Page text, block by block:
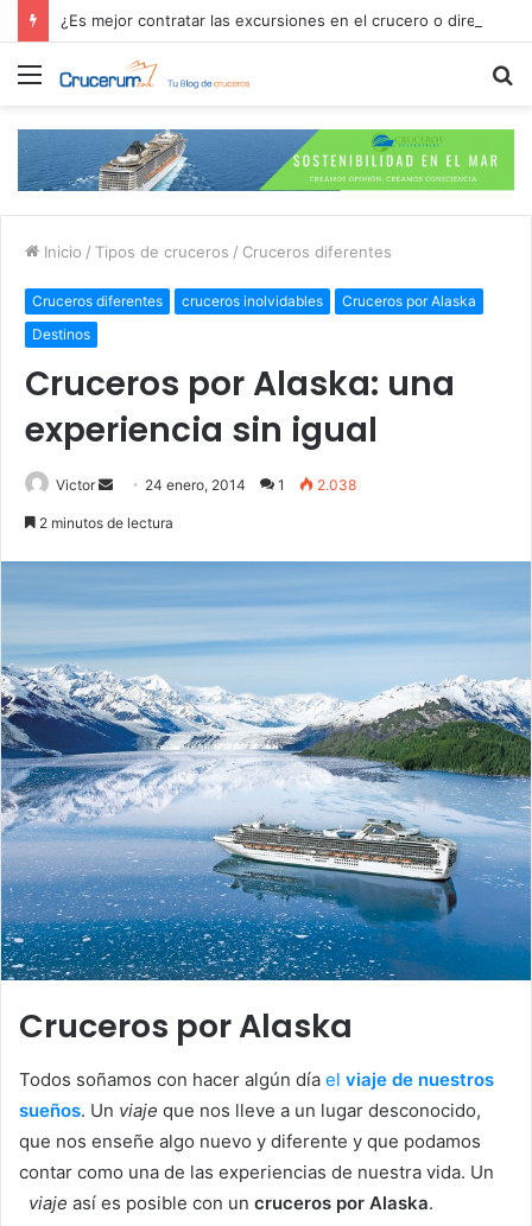
Menú
Inicio / Tipos de cruceros / Cruceros diferentes
Cruceros diferentes cruceros inolvidables
Cruceros por Alaska
Destinos
Cruceros por Alaska: una
experiencia sin igual
Victor
Send 24 enero, 2014 1 2.038
2 minutos de lectura
Cruceros por Alaska
Todos soñamos con hacer algún día el viaje de nuestros
sueños. Un viaje que nos lleve a un lugar desconocido,
que nos enseñe algo nuevo y diferente y que podamos
contar como una de las experiencias de nuestra vida. Un
viaje así es posible con un cruceros por Alaska.